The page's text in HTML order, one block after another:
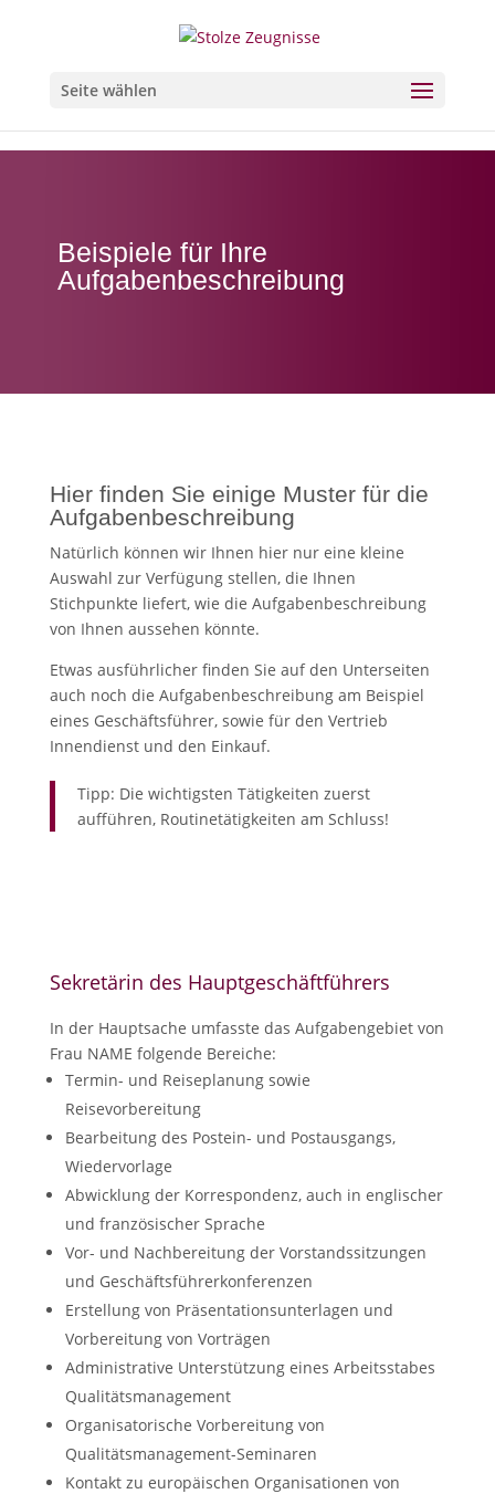
Seite wählen
Beispiele für Ihre
Aufgabenbeschreibung
Hier finden Sie einige Muster für die
Aufgabenbeschreibung
Natürlich können wir Ihnen hier nur eine kleine
Auswahl zur Verfügung stellen, die Ihnen
Stichpunkte liefert, wie die Aufgabenbeschreibung
von Ihnen aussehen könnte.
Etwas ausführlicher finden Sie auf den Unterseiten
auch noch die Aufgabenbeschreibung am Beispiel
eines Geschäftsführer, sowie für den Vertrieb
Innendienst und den Einkauf.
Tipp: Die wichtigsten Tätigkeiten zuerst
aufführen, Routinetätigkeiten am Schluss!
Sekretärin des Hauptgeschäftführers
In der Hauptsache umfasste das Aufgabengebiet von
Frau NAME folgende Bereiche:
Termin- und Reiseplanung sowie
Reisevorbereitung
Bearbeitung des Postein- und Postausgangs,
Wiedervorlage
Abwicklung der Korrespondenz, auch in englischer
und französischer Sprache
Vor- und Nachbereitung der Vorstandssitzungen
und Geschäftsführerkonferenzen
Erstellung von Präsentationsunterlagen und
Vorbereitung von Vorträgen
Administrative Unterstützung eines Arbeitsstabes
Qualitätsmanagement
Organisatorische Vorbereitung von
Qualitätsmanagement-Seminaren
Kontakt zu europäischen Organisationen von